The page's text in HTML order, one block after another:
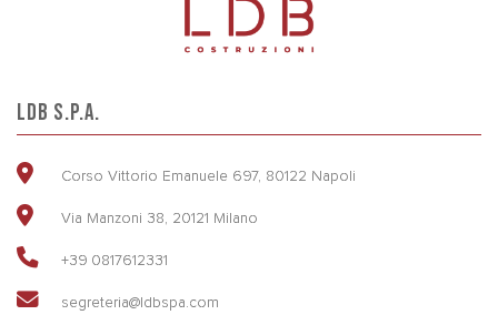
LDB S.P.A.
Corso Vittorio Emanuele 697, 80122 Napoli
Via Manzoni 38, 20121 Milano
+39 0817612331
segreteria@ldbspa.com